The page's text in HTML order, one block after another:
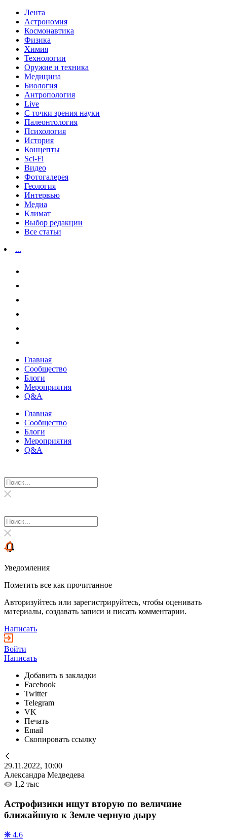
Лента
Астрономия
Космонавтика
Физика
Химия
Технологии
Оружие и техника
Медицина
Биология
Антропология
Live
С точки зрения науки
Палеонтология
Психология
История
Концепты
Sci-Fi
Видео
Фотогалерея
Геология
Интервью
Медиа
Климат
Выбор редакции
Все статьи
...
Главная
Сообщество
Блоги
Мероприятия
Q&A
Главная
Сообщество
Блоги
Мероприятия
Q&A
Уведомления
Пометить все как прочитанное
Авторизуйтесь или зарегистрируйтесь, чтобы оценивать
материалы, создавать записи и писать комментарии.
Написать
Войти
Написать
Добавить в закладки
Facebook
Twitter
Telegram
VK
Печать
Email
Скопировать ссылку
29.11.2022, 10:00
Александра Медведева
1,2 тыс
Астрофизики ищут вторую по величине
ближайшую к Земле черную дыру
❋ 4.6